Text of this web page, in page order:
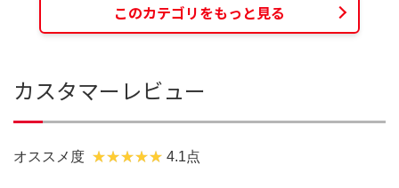
このカテゴリをもっと見る
カスタマーレビュー
オススメ度 4.1点